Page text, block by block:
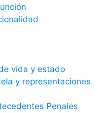
vida y estado
y representaciones
Penales